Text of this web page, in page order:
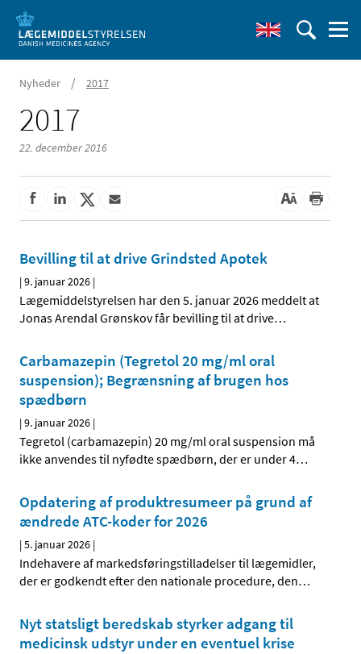
Nyheder / 2017
2017
22. december 2016
Bevilling til at drive Grindsted Apotek
|9. januar 2026 |
Lægemiddelstyrelsen har den 5. januar 2026 meddelt at
Jonas Arendal Grønskov får bevilling til at drive…
Carbamazepin (Tegretol 20 mg/ml oral
suspension); Begrænsning af brugen hos
spædbørn
|9. januar 2026 |
Tegretol (carbamazepin) 20 mg/ml oral suspension må
ikke anvendes til nyfødte spædbørn, der er under 4…
Opdatering af produktresumeer på grund af
ændrede ATC-koder for 2026
|5. januar 2026 |
Indehavere af markedsføringstilladelser til lægemidler,
der er godkendt efter den nationale procedure, den…
Nyt statsligt beredskab styrker adgang til
medicinsk udstyr under en eventuel krise